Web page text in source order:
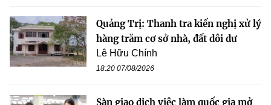
Quảng Trị: Thanh tra kiến nghị xử lý
hàng trăm cơ sở nhà, đất dôi dư
Lê Hữu Chính
18:20 07/08/2026
Sàn giao dịch việc làm quốc gia mở